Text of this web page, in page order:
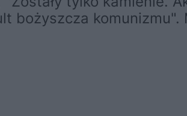
bożyszcza komunizmu".